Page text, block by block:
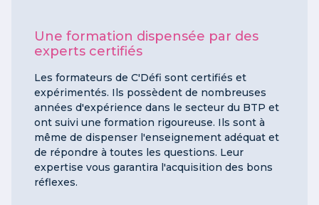
Une formation dispensée par des
experts certifiés
Les formateurs de C'Défi sont certifiés et
expérimentés. Ils possèdent de nombreuses
années d'expérience dans le secteur du BTP et
ont suivi une formation rigoureuse. Ils sont à
même de dispenser l'enseignement adéquat et
de répondre à toutes les questions. Leur
expertise vous garantira l'acquisition des bons
réflexes.